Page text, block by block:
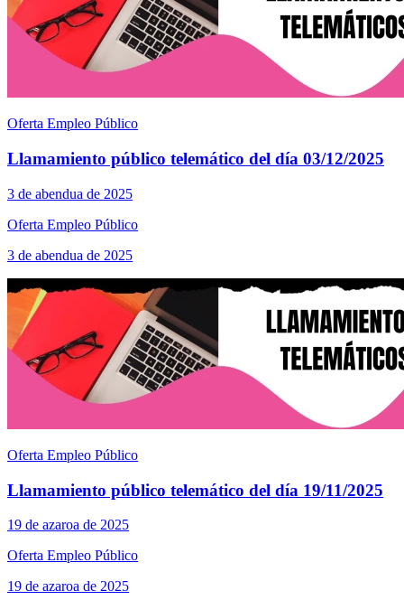
Oferta Empleo Público
Llamamiento público telemático del día 03/12/2025
3 de abendua de 2025
Oferta Empleo Público
3 de abendua de 2025
Oferta Empleo Público
Llamamiento público telemático del día 19/11/2025
19 de azaroa de 2025
Oferta Empleo Público
19 de azaroa de 2025